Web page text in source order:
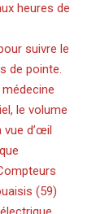
heures de
suivre le
de pointe.
le volume
d’œil
(59)